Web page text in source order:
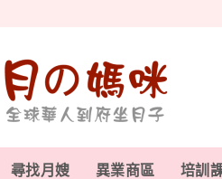
尋找月嫂 異業商區 培訓